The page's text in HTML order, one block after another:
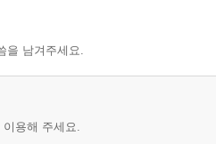
을 남겨주세요.
용해 주세요.